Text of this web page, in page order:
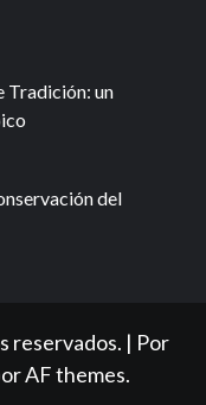
Tradición: un
del
reservados. | Por
AF themes.